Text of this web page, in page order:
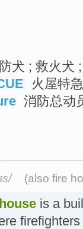
犬 ; 救火犬
火屋特急
消防总动
(also fire
is a